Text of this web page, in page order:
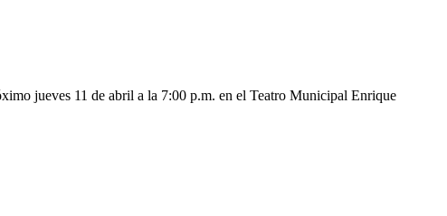
jueves 11 de abril a la 7:00 p.m. en el Teatro Municipal Enrique